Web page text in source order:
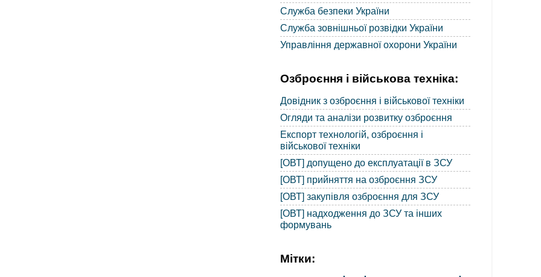
Служба безпеки України
Служба зовнішньої розвідки України
Управління державної охорони України
Озброєння і військова техніка:
Довідник з озброєння і військової техніки
Огляди та аналізи розвитку озброєння
Експорт технологій, озброєння і
військової техніки
[ОВТ] допущено до експлуатації в ЗСУ
[ОВТ] прийняття на озброєння ЗСУ
[ОВТ] закупівля озброєння для ЗСУ
[ОВТ] надходження до ЗСУ та інших
формувань
Мітки: